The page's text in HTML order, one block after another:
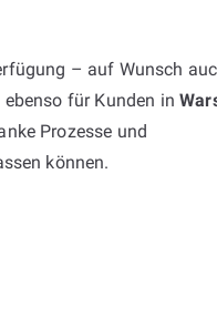
– auf Wunsch
für Kunden in
Prozesse und
können.